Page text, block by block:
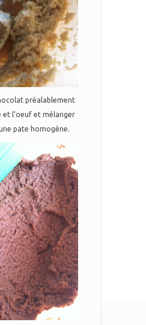
préalablement
l’oeuf et mélanger
pate homogène.